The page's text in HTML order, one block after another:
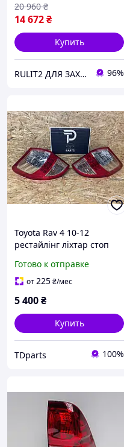
14 672₴
20 960 ₴
Купить
RULIT2 ДЛЯ ЗАХИСНИКІВ ЗНИЖКИ! 96%
Toyota Rav 4 10-12
рестайлінг ліхтар стоп
ледовий
Готово к отправке
от225₴/мес
5 400₴
Купить
TDparts 100%